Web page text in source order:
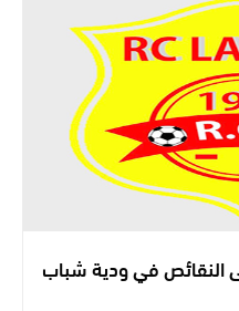
النقائص في ودية شباب